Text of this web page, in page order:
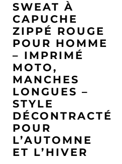
SWEAT À
CAPUCHE
ZIPPÉ ROUGE
POUR HOMME
– IMPRIMÉ
MOTO,
MANCHES
LONGUES –
STYLE
DÉCONTRACTÉ
POUR
L’AUTOMNE
ET L’HIVER